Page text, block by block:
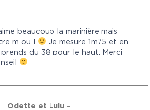
beaucoup la marinière mais
m ou l
Je mesure 1m75 et en
du 38 pour le haut. Merci
Odette et Lulu –